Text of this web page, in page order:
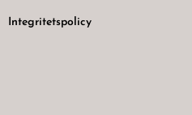
Integritetspolicy